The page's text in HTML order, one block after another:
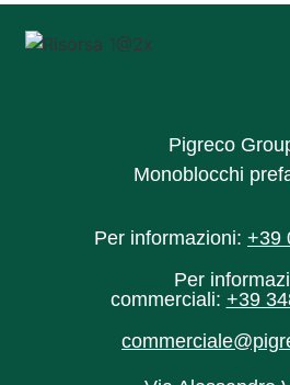
Pigreco
Monoblocchi
Per informazioni: +39
Per
commerciali: +39